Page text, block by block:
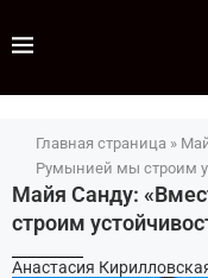
Главная страница »
Румынией мы строим
Майя Санду:
строим
Анастасия